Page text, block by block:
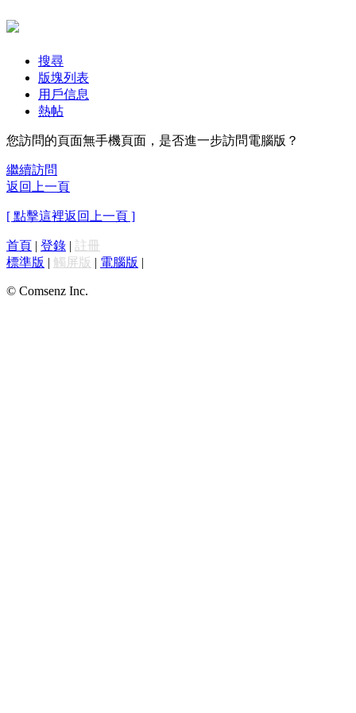
搜尋
版塊列表
用戶信息
熱帖
您訪問的頁面無手機頁面，是否進一步訪問電腦版？
繼續訪問
返回上一頁
[ 點擊這裡返回上一頁 ]
首頁 | 登錄 | 註冊
標準版 | 觸屏版 | 電腦版 |
© Comsenz Inc.